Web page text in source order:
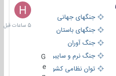
جنگهای جهانی
جنگهای باستان
جنگ آوران
جنگ نرم و سایبری
توان نظامی کشورها
5
ساعات
قبل